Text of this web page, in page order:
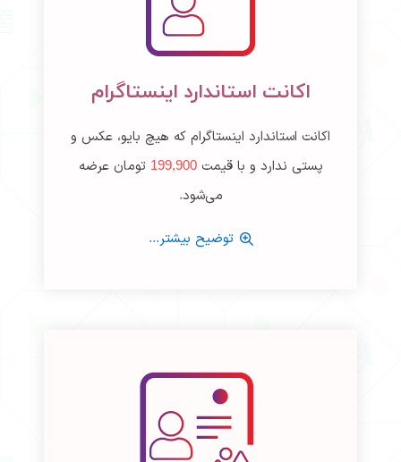
اکانت استاندارد اینستاگرام
اکانت استاندارد اینستاگرام که هیچ بایو، عکس و
پستی ندارد و با قیمت199,900 تومان عرضه
می‌شود.
توضیح بیشتر...